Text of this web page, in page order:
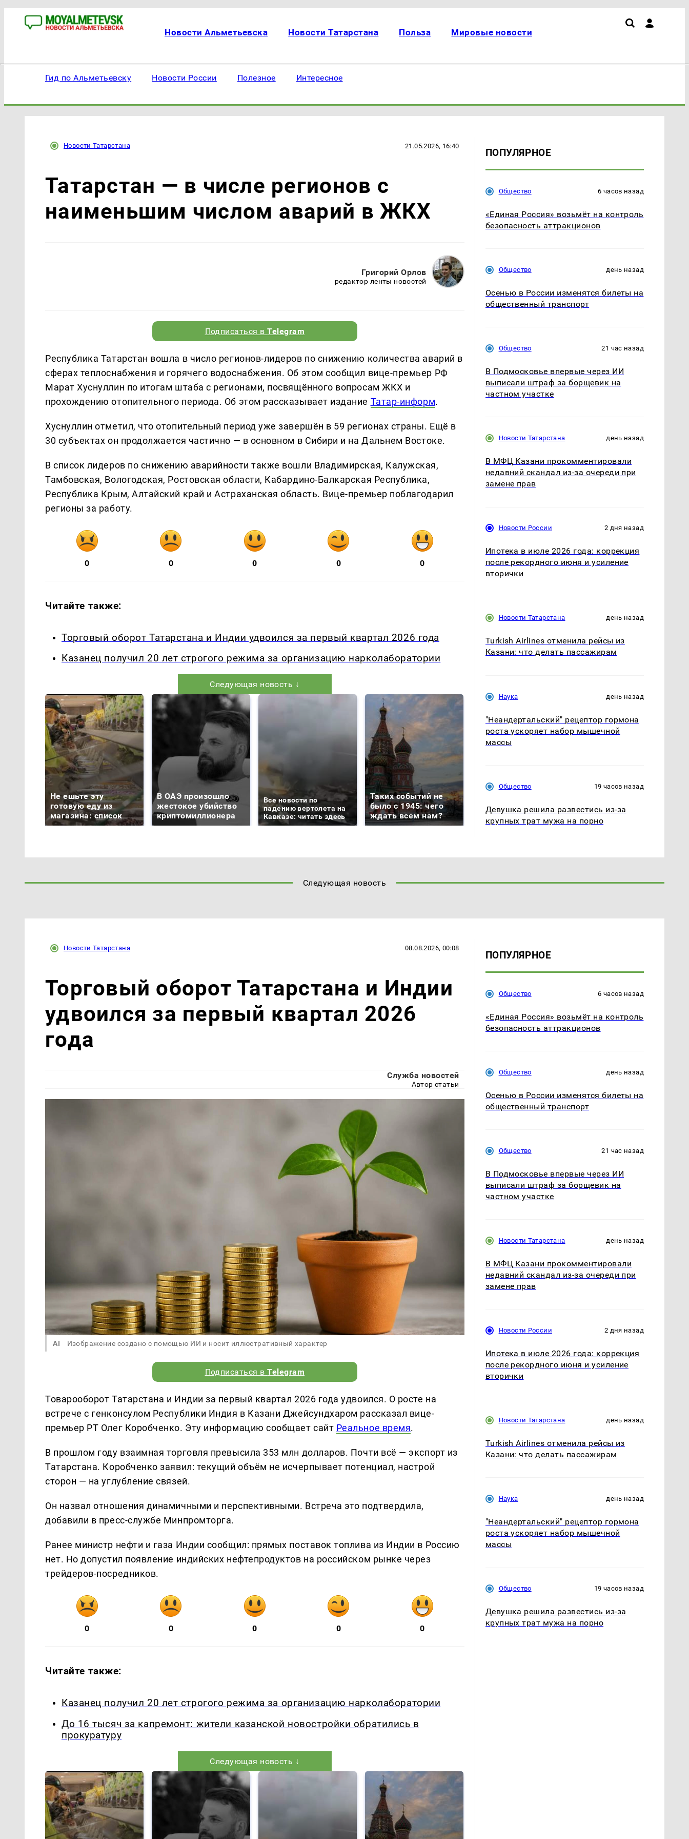
Новости Альметьевска Новости Татарстана Польза Мировые новости
Гид по Альметьевску Новости России Полезное Интересное
Новости Татарстана 21.05.2026, 16:40
Татарстан — в числе регионов с
наименьшим числом аварий в ЖКХ
Григорий Орлов
редактор ленты новостей
Подписаться вTelegram
Республика Татарстан вошла в число регионов-лидеров по снижению количества аварий в
сферах теплоснабжения и горячего водоснабжения. Об этом сообщил вице-премьер РФ
Марат Хуснуллин по итогам штаба с регионами, посвящённого вопросам ЖКХ и
прохождению отопительного периода. Об этом рассказывает издание Татар-информ.
Хуснуллин отметил, что отопительный период уже завершён в 59 регионах страны. Ещё в
30 субъектах он продолжается частично — в основном в Сибири и на Дальнем Востоке.
В список лидеров по снижению аварийности также вошли Владимирская, Калужская,
Тамбовская, Вологодская, Ростовская области, Кабардино-Балкарская Республика,
Республика Крым, Алтайский край и Астраханская область. Вице-премьер поблагодарил
регионы за работу.
0 0 0 0 0
Читайте также:
Торговый оборот Татарстана и Индии удвоился за первый квартал 2026 года
Казанец получил 20 лет строгого режима за организацию нарколаборатории
Следующая новость ↓
Не ешьте эту
готовую еду из
магазина: список
В ОАЭ произошло
жестокое убийство
криптомиллионера
Все новости по
падению вертолета на
Кавказе: читать здесь
Таких событий не
было с 1945: чего
ждать всем нам?
ажиотаж из-за этого
продукта: что купить?
СМИ: В Химках на
машину напали и
подожгли.
ПОПУЛЯРНОЕ
Общество 6 часов назад
«Единая Россия» возьмёт на контроль
безопасность аттракционов
Общество день назад
Осенью в России изменятся билеты на
общественный транспорт
Общество 21 час назад
В Подмосковье впервые через ИИ
выписали штраф за борщевик на
частном участке
Новости Татарстана день назад
В МФЦ Казани прокомментировали
недавний скандал из-за очереди при
замене прав
Новости России 2 дня назад
Ипотека в июле 2026 года: коррекция
после рекордного июня и усиление
вторички
Новости Татарстана день назад
Turkish Airlines отменила рейсы из
Казани: что делать пассажирам
Наука день назад
"Неандертальский" рецептор гормона
роста ускоряет набор мышечной
массы
Общество 19 часов назад
Девушка решила развестись из-за
крупных трат мужа на порно
Следующая новость
Новости Татарстана 08.08.2026, 00:08
Торговый оборот Татарстана и Индии
удвоился за первый квартал 2026
года
Служба новостей
Автор статьи
AI Изображение создано с помощью ИИ и носит иллюстративный характер
Подписаться вTelegram
Товарооборот Татарстана и Индии за первый квартал 2026 года удвоился. О росте на
встрече с генконсулом Республики Индия в Казани Джейсундхаром рассказал вице-
премьер РТ Олег Коробченко. Эту информацию сообщает сайт Реальное время.
В прошлом году взаимная торговля превысила 353 млн долларов. Почти всё — экспорт из
Татарстана. Коробченко заявил: текущий объём не исчерпывает потенциал, настрой
сторон — на углубление связей.
Он назвал отношения динамичными и перспективными. Встреча это подтвердила,
добавили в пресс-службе Минпромторга.
Ранее министр нефти и газа Индии сообщил: прямых поставок топлива из Индии в Россию
нет. Но допустил появление индийских нефтепродуктов на российском рынке через
трейдеров-посредников.
0 0 0 0 0
Читайте также:
Казанец получил 20 лет строгого режима за организацию нарколаборатории
До 16 тысяч за капремонт: жители казанской новостройки обратились в
прокуратуру
Следующая новость ↓
ПОПУЛЯРНОЕ
Общество 6 часов назад
«Единая Россия» возьмёт на контроль
безопасность аттракционов
Общество день назад
Осенью в России изменятся билеты на
общественный транспорт
Общество 21 час назад
В Подмосковье впервые через ИИ
выписали штраф за борщевик на
частном участке
Новости Татарстана день назад
В МФЦ Казани прокомментировали
недавний скандал из-за очереди при
замене прав
Новости России 2 дня назад
Ипотека в июле 2026 года: коррекция
после рекордного июня и усиление
вторички
Новости Татарстана день назад
Turkish Airlines отменила рейсы из
Казани: что делать пассажирам
Наука день назад
"Неандертальский" рецептор гормона
роста ускоряет набор мышечной
массы
Общество 19 часов назад
Девушка решила развестись из-за
крупных трат мужа на порно